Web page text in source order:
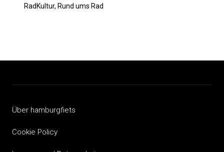
RadKultur, Rund ums Rad
Über hamburgfiets
Cookie Policy